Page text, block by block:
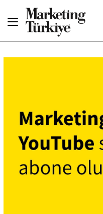
Dergiler
Etkinlikler